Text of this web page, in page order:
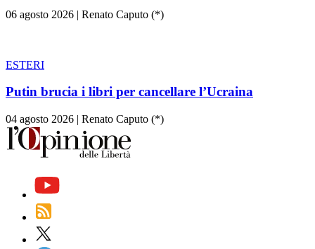
06 agosto 2026 | Renato Caputo (*)
ESTERI
Putin brucia i libri per cancellare l’Ucraina
04 agosto 2026 | Renato Caputo (*)